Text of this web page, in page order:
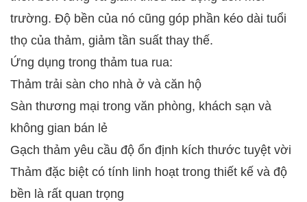
trường. Độ bền của nó cũng góp phần kéo dài tuổi
thọ của thảm, giảm tần suất thay thế.
Ứng dụng trong thảm tua rua:
Thảm trải sàn cho nhà ở và căn hộ
Sàn thương mại trong văn phòng, khách sạn và
không gian bán lẻ
Gạch thảm yêu cầu độ ổn định kích thước tuyệt vời
Thảm đặc biệt có tính linh hoạt trong thiết kế và độ
bền là rất quan trọng